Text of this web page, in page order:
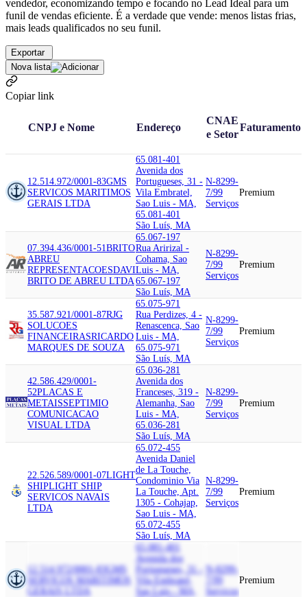
vendedor, economizando tempo e focando no Lead Ideal para um
funil de vendas eficiente. É a verdade que vende: menos listas frias,
mais leads qualificados no seu funil.
Exportar
Nova lista
Copiar link
CNPJ e Nome Endereço
CNAE
e Setor
Faturamento
12.514.972/0001-83GMS
SERVICOS MARITIMOS
GERAIS LTDA
65.081-401
Avenida dos
Portugueses, 31 -
Vila Embratel,
Sao Luis - MA,
65.081-401
São Luís, MA
N-8299-
7/99
Serviços
Premium
07.394.436/0001-51BRITO
ABREU
REPRESENTACOESDAVI
BRITO DE ABREU LTDA
65.067-197
Rua Aririzal -
Cohama, Sao
Luis - MA,
65.067-197
São Luís, MA
N-8299-
7/99
Serviços
Premium
35.587.921/0001-87RJG
SOLUCOES
FINANCEIRASRICARDO
MARQUES DE SOUZA
65.075-971
Rua Perdizes, 4 -
Renascenca, Sao
Luis - MA,
65.075-971
São Luís, MA
N-8299-
7/99
Serviços
Premium
42.586.429/0001-
52PLACAS E
METAISSEPTIMIO
COMUNICACAO
VISUAL LTDA
65.036-281
Avenida dos
Franceses, 319 -
Alemanha, Sao
Luis - MA,
65.036-281
São Luís, MA
N-8299-
7/99
Serviços
Premium
22.526.589/0001-07LIGHT
SHIPLIGHT SHIP
SERVICOS NAVAIS
LTDA
65.072-455
Avenida Daniel
de La Touche,
Condominio Via
La Touche, Apt.
1305 - Cohajap,
Sao Luis - MA,
65.072-455
São Luís, MA
N-8299-
7/99
Serviços
Premium
12.514.972/0001-83GMS
SERVICOS MARITIMOS
GERAIS LTDA
65.081-401
Avenida dos
Portugueses, 31 -
Vila Embratel,
Sao Luis - MA,
N-8299-
Serviços
Premium